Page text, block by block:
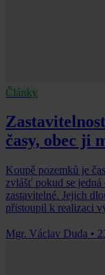
Články
časy, obec ji
Koupě pozemků je
zvlášť pokud se
zastavitelné. Jejich
přistoupil k realizaci
Mgr. Václav Duda •